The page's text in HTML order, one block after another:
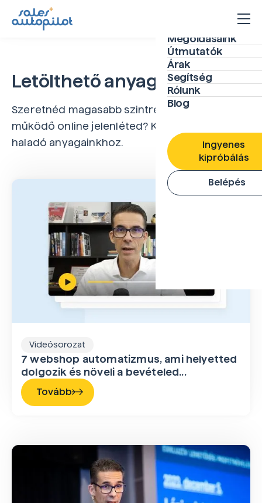
Megoldásaink
Útmutatók
Árak
Segítség
Rólunk
Blog
Ingyenes
kipróbálás
Belépés
Letölthető anyagok
Szeretnéd magasabb szintre emelni már
működő online jelenléted? Kérj hozzáférést
haladó anyagainkhoz.
Videósorozat
7 webshop automatizmus, ami helyetted
dolgozik és növeli a bevételed...
Tovább